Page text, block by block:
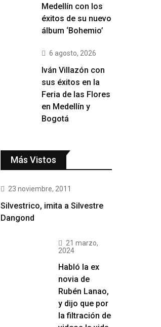
Medellín con los
éxitos de su nuevo
álbum ‘Bohemio’
6 agosto, 2026
Iván Villazón con
sus éxitos en la
Feria de las Flores
en Medellín y
Bogotá
Más Vistos
23 noviembre, 2011
Silvestrico, imita a Silvestre
Dangond
21 marzo,
2024
Habló la ex
novia de
Rubén Lanao,
y dijo que por
la filtración de